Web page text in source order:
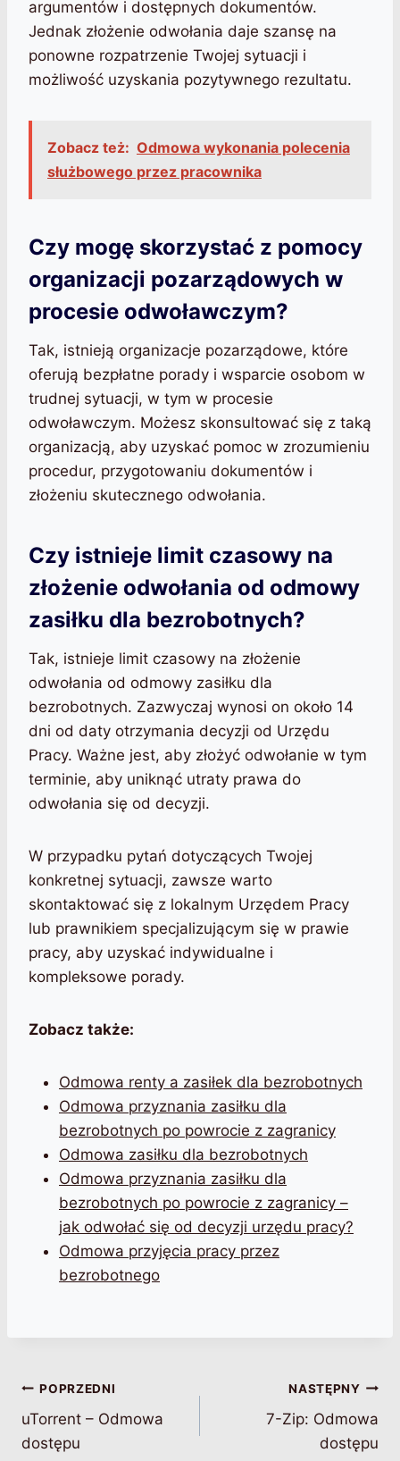
argumentów i dostępnych dokumentów.
Jednak złożenie odwołania daje szansę na
ponowne rozpatrzenie Twojej sytuacji i
możliwość uzyskania pozytywnego rezultatu.
Zobacz też: Odmowa wykonania polecenia
służbowego przez pracownika
Czy mogę skorzystać z pomocy
organizacji pozarządowych w
procesie odwoławczym?
Tak, istnieją organizacje pozarządowe, które
oferują bezpłatne porady i wsparcie osobom w
trudnej sytuacji, w tym w procesie
odwoławczym. Możesz skonsultować się z taką
organizacją, aby uzyskać pomoc w zrozumieniu
procedur, przygotowaniu dokumentów i
złożeniu skutecznego odwołania.
Czy istnieje limit czasowy na
złożenie odwołania od odmowy
zasiłku dla bezrobotnych?
Tak, istnieje limit czasowy na złożenie
odwołania od odmowy zasiłku dla
bezrobotnych. Zazwyczaj wynosi on około 14
dni od daty otrzymania decyzji od Urzędu
Pracy. Ważne jest, aby złożyć odwołanie w tym
terminie, aby uniknąć utraty prawa do
odwołania się od decyzji.
W przypadku pytań dotyczących Twojej
konkretnej sytuacji, zawsze warto
skontaktować się z lokalnym Urzędem Pracy
lub prawnikiem specjalizującym się w prawie
pracy, aby uzyskać indywidualne i
kompleksowe porady.
Zobacz także:
Odmowa renty a zasiłek dla bezrobotnych
Odmowa przyznania zasiłku dla
bezrobotnych po powrocie z zagranicy
Odmowa zasiłku dla bezrobotnych
Odmowa przyznania zasiłku dla
bezrobotnych po powrocie z zagranicy –
jak odwołać się od decyzji urzędu pracy?
Odmowa przyjęcia pracy przez
bezrobotnego
Nawigacja
wpisu
POPRZEDNI
uTorrent – Odmowa
dostępu
NASTĘPNY
7-Zip: Odmowa
dostępu